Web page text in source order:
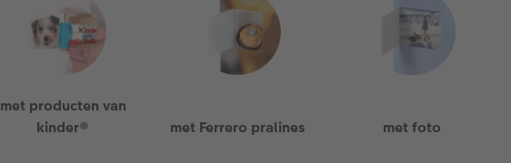
met producten van
kinder®
met Ferrero pralines met foto